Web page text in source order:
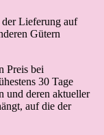
Lieferung auf
Gütern
Preis bei
30 Tage
und deren aktueller
auf die der